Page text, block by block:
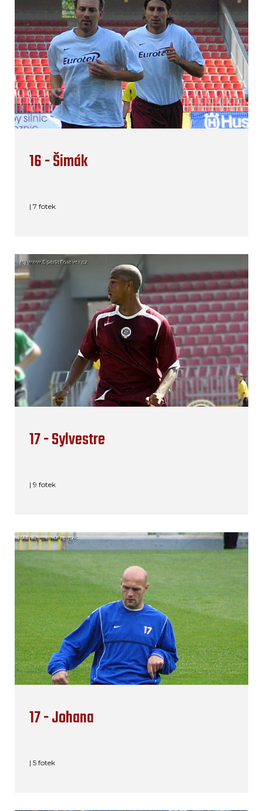
16 - Šimák
| 7 fotek
17 - Sylvestre
| 9 fotek
17 - Johana
| 5 fotek